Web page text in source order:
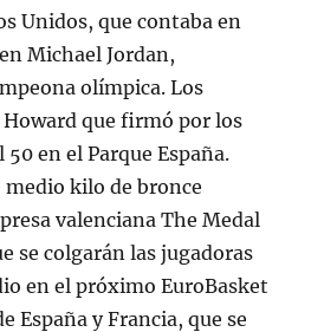
Unidos, que contaba en
Michael Jordan,
olímpica. Los
que firmó por los
en el Parque España.
medio kilo de bronce
valenciana The Medal
se colgarán las jugadoras
en el próximo EuroBasket
España y Francia, que se